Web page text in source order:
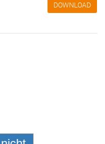
DOWNLOAD